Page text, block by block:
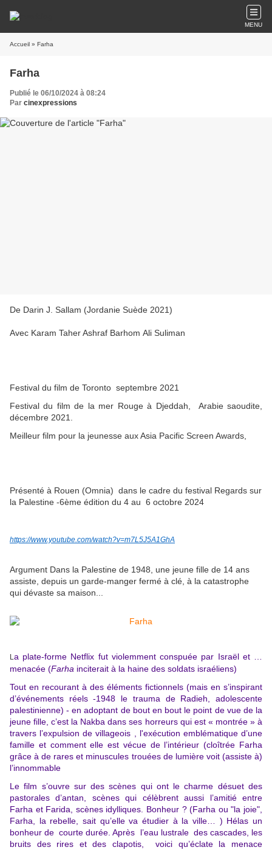
MENU
Accueil » Farha
Farha
Publié le 06/10/2024 à 08:24
Par cinexpressions
De Darin J. Sallam (Jordanie Suède 2021)
Avec Karam Taher Ashraf Barhom Ali Suliman
Festival du film de Toronto septembre 2021
Festival du film de la mer Rouge à Djeddah, Arabie saoudite,
décembre 2021.
Meilleur film pour la jeunesse aux Asia Pacific Screen Awards,
Présenté à Rouen (Omnia) dans le cadre du festival Regards sur
la Palestine -6ème édition du 4 au 6 octobre 2024
https://www.youtube.com/watch?v=m7L5J5A1GhA
Argument Dans la Palestine de 1948, une jeune fille de 14 ans
assiste, depuis un garde-manger fermé à clé, à la catastrophe
qui dévaste sa maison...
La plate-forme Netflix fut violemment conspuée par Israël et …
menacée (Farha inciterait à la haine des soldats israéliens)
Tout en recourant à des éléments fictionnels (mais en s’inspirant
d’événements réels -1948 le trauma de Radieh, adolescente
palestinienne) - en adoptant de bout en bout le point de vue de la
jeune fille, c’est la Nakba dans ses horreurs qui est « montrée » à
travers l’expulsion de villageois , l'exécution emblématique d’une
famille et comment elle est vécue de l’intérieur (cloîtrée Farha
grâce à de rares et minuscules trouées de lumière voit (assiste à)
l’innommable
Le film s’ouvre sur des scènes qui ont le charme désuet des
pastorales d’antan, scènes qui célèbrent aussi l’amitié entre
Farha et Farida, scènes idylliques. Bonheur ? (Farha ou "la joie",
Farha, la rebelle, sait qu’elle va étudier à la ville… ) Hélas un
bonheur de courte durée. Après l’eau lustrale des cascades, les
bruits des rires et des clapotis, voici qu’éclate la menace